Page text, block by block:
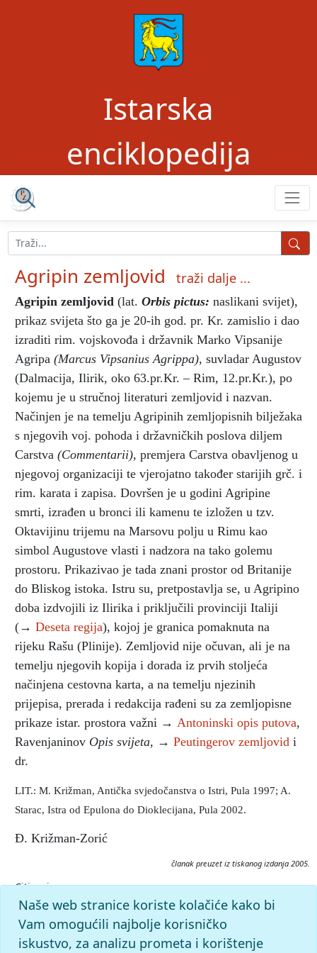
Istarska
enciklopedija
Agripin zemljovid traži dalje ...
Agripin zemljovid (lat. Orbis pictus: naslikani svijet),
prikaz svijeta što ga je 20-ih god. pr. Kr. zamislio i dao
izraditi rim. vojskovođa i državnik Marko Vipsanije
Agripa (Marcus Vipsanius Agrippa), suvladar Augustov
(Dalmacija, Ilirik, oko 63.pr.Kr. – Rim, 12.pr.Kr.), po
kojemu je u stručnoj literaturi zemljovid i nazvan.
Načinjen je na temelju Agripinih zemljopisnih bilježaka
s njegovih voj. pohoda i državničkih poslova diljem
Carstva (Commentarii), premjera Carstva obavljenog u
njegovoj organizaciji te vjerojatno također starijih grč. i
rim. karata i zapisa. Dovršen je u godini Agripine
smrti, izrađen u bronci ili kamenu te izložen u tzv.
Oktavijinu trijemu na Marsovu polju u Rimu kao
simbol Augustove vlasti i nadzora na tako golemu
prostoru. Prikazivao je tada znani prostor od Britanije
do Bliskog istoka. Istru su, pretpostavlja se, u Agripino
doba izdvojili iz Ilirika i priključili provinciji Italiji
(→ Deseta regija), kojoj je granica pomaknuta na
rijeku Rašu (Plinije). Zemljovid nije očuvan, ali je na
temelju njegovih kopija i dorada iz prvih stoljeća
načinjena cestovna karta, a na temelju njezinih
prijepisa, prerada i redakcija rađeni su za zemljopisne
prikaze istar. prostora važni → Antoninski opis putova,
Ravenjaninov Opis svijeta, → Peutingerov zemljovid i
dr.
LIT.: M. Križman, Antička svjedočanstva o Istri, Pula 1997; A.
Starac, Istra od Epulona do Dioklecijana, Pula 2002.
Đ. Križman-Zorić
članak preuzet iz tiskanog izdanja 2005.
Citiranje:
Agripin zemljovid.Istarska enciklopedija (2005), mrežno
Leksikografski zavod Miroslav Krleža, 2026.
Pristupljeno 8.8.2026. <https://istra.lzmk.hr/clanak/agripin-
zemljovid>.
Naše web stranice koriste kolačiće kako bi
Vam omogućili najbolje korisničko
iskustvo, za analizu prometa i korištenje